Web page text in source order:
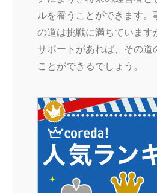
ルを養うことができます。
の道は挑戦に満ちています
サポートがあれば、その道
ことができるでしょう。